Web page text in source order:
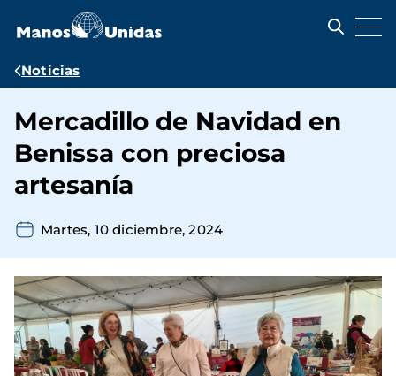
contenido
Ruta
navegación
Noticias
Mercadillo de Navidad en
Benissa con preciosa
artesanía
Martes, 10 diciembre, 2024